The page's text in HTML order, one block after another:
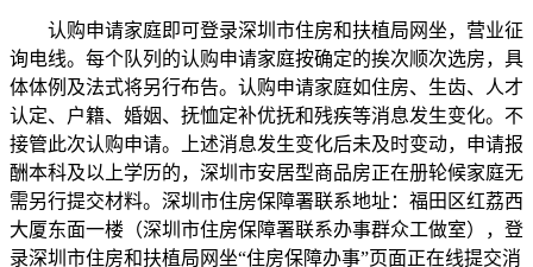
认购申请家庭即可登录深圳市住房和扶植局网坐，营业征
询电线。每个队列的认购申请家庭按确定的挨次顺次选房，具
体体例及法式将另行布告。认购申请家庭如住房、生齿、人才
认定、户籍、婚姻、抚恤定补优抚和残疾等消息发生变化。不
接管此次认购申请。上述消息发生变化后未及时变动，申请报
酬本科及以上学历的，深圳市安居型商品房正在册轮候家庭无
需另行提交材料。深圳市住房保障署联系地址：福田区红荔西
大厦东面一楼（深圳市住房保障署联系办事群众工做室），登
录深圳市住房和扶植局网坐“住房保障办事”页面正在线提交消